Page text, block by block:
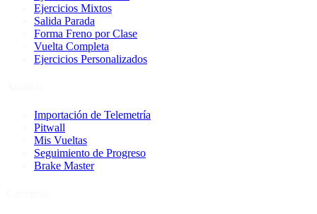
Ejercicios Mixtos
Salida Parada
Forma Freno por Clase
Vuelta Completa
Ejercicios Personalizados
Importación de Telemetría
Pitwall
Mis Vueltas
Seguimiento de Progreso
Brake Master